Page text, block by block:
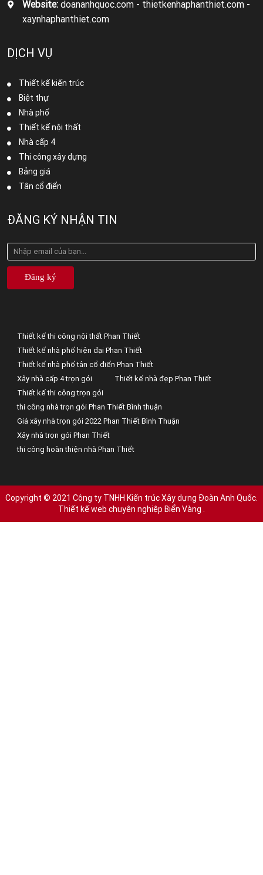
Website: doananhquoc.com - thietkenhaphanthiet.com -
xaynhaphanthiet.com
DỊCH VỤ
Thiết kế kiến trúc
Biệt thự
Nhà phố
Thiết kế nội thất
Nhà cấp 4
Thi công xây dựng
Bảng giá
Tân cổ điển
ĐĂNG KÝ NHẬN TIN
Đăng ký
Thiết kế thi công nội thất Phan Thiết
Thiết kế nhà phố hiện đại Phan Thiết
Thiết kế nhà phố tân cổ điển Phan Thiết
Xây nhà cấp 4 trọn gói
Thiết kế nhà đẹp Phan Thiết
Thiết kế thi công trọn gói
thi công nhà trọn gói Phan Thiết Bình thuận
Giá xây nhà trọn gói 2022 Phan Thiết Bình Thuận
Xây nhà trọn gói Phan Thiết
thi công hoàn thiện nhà Phan Thiết
Copyright © 2021 Công ty TNHH Kiến trúc Xây dựng Đoàn Anh Quốc.
Thiết kế web chuyên nghiệp Biển Vàng .